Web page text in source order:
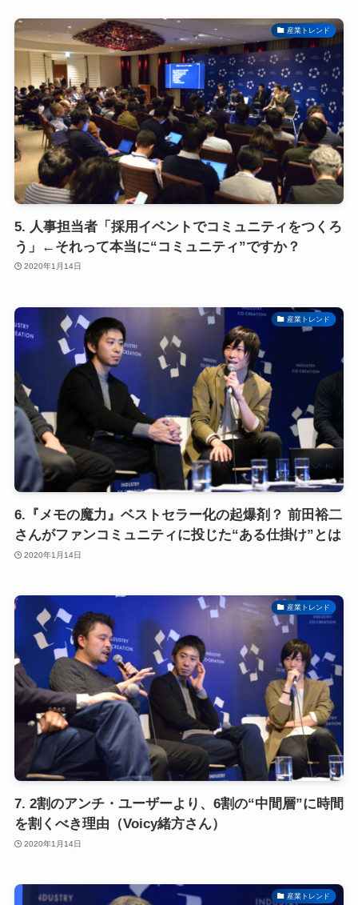
産業トレンド
5. 人事担当者「採用イベントでコミュニティをつくろ
う」←それって本当に“コミュニティ”ですか？
2020年1月14日
産業トレンド
6.『メモの魔力』ベストセラー化の起爆剤？ 前田裕二
さんがファンコミュニティに投じた“ある仕掛け”とは
2020年1月14日
産業トレンド
7. 2割のアンチ・ユーザーより、6割の“中間層”に時間
を割くべき理由（Voicy緒方さん）
2020年1月14日
産業トレンド